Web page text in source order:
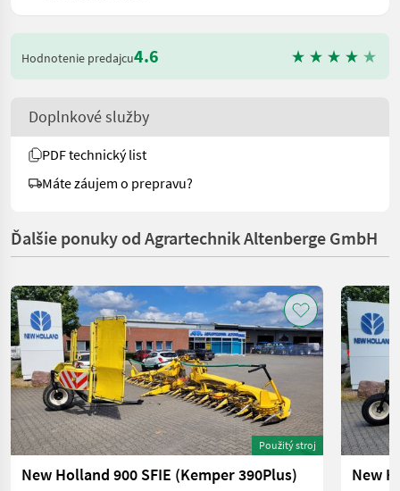
Hodnotenie predajcu4.6
Doplnkové služby
PDF technický list
Máte záujem o prepravu?
Ďalšie ponuky od Agrartechnik Altenberge GmbH
Použitý stroj
New Holland 900 SFIE (Kemper 390Plus)
New